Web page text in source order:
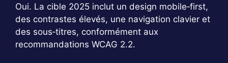
Oui. La cible 2025 inclut un design mobile‑first,
des contrastes élevés, une navigation clavier et
des sous‑titres, conformément aux
recommandations WCAG 2.2.